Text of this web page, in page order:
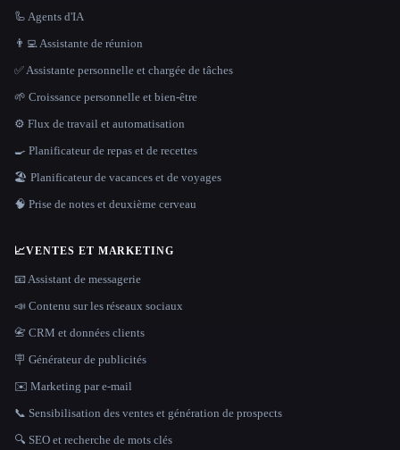
🦾 Agents d'IA
👨‍💻 Assistante de réunion
✅ Assistante personnelle et chargée de tâches
🌱 Croissance personnelle et bien-être
⚙️ Flux de travail et automatisation
🍳 Planificateur de repas et de recettes
🏖 Planificateur de vacances et de voyages
🧠 Prise de notes et deuxième cerveau
📈VENTES ET MARKETING
📧 Assistant de messagerie
📣 Contenu sur les réseaux sociaux
📇 CRM et données clients
🪧 Générateur de publicités
✉️ Marketing par e-mail
📞 Sensibilisation des ventes et génération de prospects
🔍 SEO et recherche de mots clés